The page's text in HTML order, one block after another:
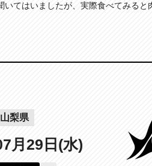
いてはいましたが、実際食べてみると
山梨県
月29日(水)